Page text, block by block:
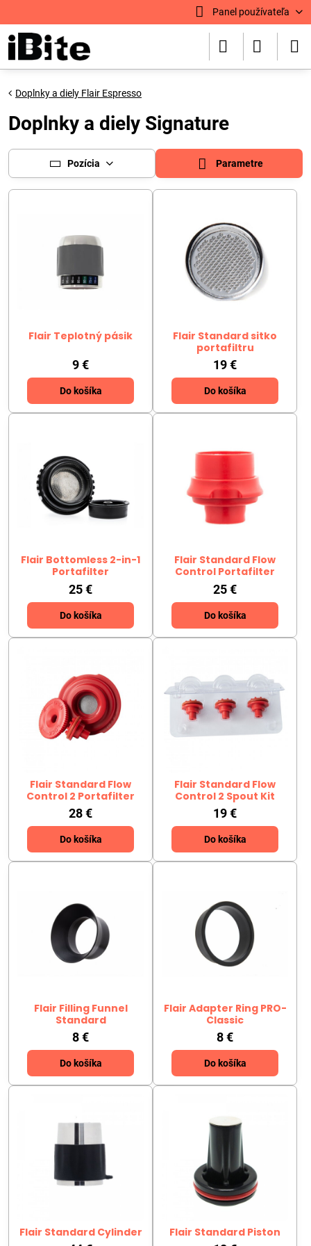
Panel používateľa
Doplnky a diely Flair Espresso
Doplnky a diely Signature
Pozícia Parametre
Flair Teplotný pásik
9 €
Do košíka
Flair Standard sitko
portafiltru
19 €
Do košíka
Flair Bottomless 2-in-1
Portafilter
25 €
Do košíka
Flair Standard Flow
Control Portafilter
25 €
Do košíka
Flair Standard Flow
Control 2 Portafilter
28 €
Do košíka
Flair Standard Flow
Control 2 Spout Kit
19 €
Do košíka
Flair Filling Funnel
Standard
8 €
Do košíka
Flair Adapter Ring PRO-
Classic
8 €
Do košíka
Flair Standard Cylinder Flair Standard Piston